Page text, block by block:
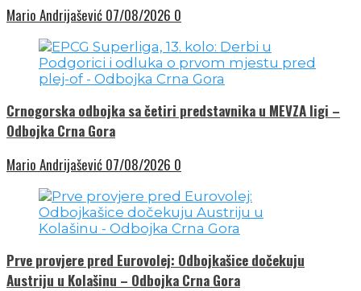
Mario Andrijašević 07/08/2026 0
Crnogorska odbojka sa četiri predstavnika u MEVZA ligi –
Odbojka Crna Gora
Mario Andrijašević 07/08/2026 0
Prve provjere pred Eurovolej: Odbojkašice dočekuju
Austriju u Kolašinu – Odbojka Crna Gora